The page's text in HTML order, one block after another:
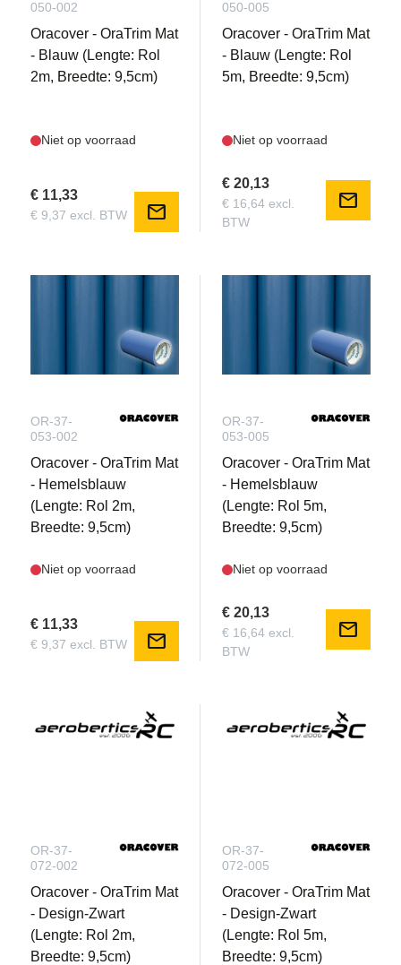
050-002
Oracover - OraTrim Mat
- Blauw (Lengte: Rol
2m, Breedte: 9,5cm)
Niet op voorraad
€ 11,33
€ 9,37 excl. BTW mail
050-005
Oracover - OraTrim Mat
- Blauw (Lengte: Rol
5m, Breedte: 9,5cm)
Niet op voorraad
€ 20,13
€ 16,64 excl.
BTW
mail
OR-37-
053-002
Oracover - OraTrim Mat
- Hemelsblauw
(Lengte: Rol 2m,
Breedte: 9,5cm)
Niet op voorraad
€ 11,33
€ 9,37 excl. BTW mail
OR-37-
053-005
Oracover - OraTrim Mat
- Hemelsblauw
(Lengte: Rol 5m,
Breedte: 9,5cm)
Niet op voorraad
€ 20,13
€ 16,64 excl.
BTW
mail
OR-37-
072-002
Oracover - OraTrim Mat
- Design-Zwart
(Lengte: Rol 2m,
Breedte: 9,5cm)
OR-37-
072-005
Oracover - OraTrim Mat
- Design-Zwart
(Lengte: Rol 5m,
Breedte: 9,5cm)